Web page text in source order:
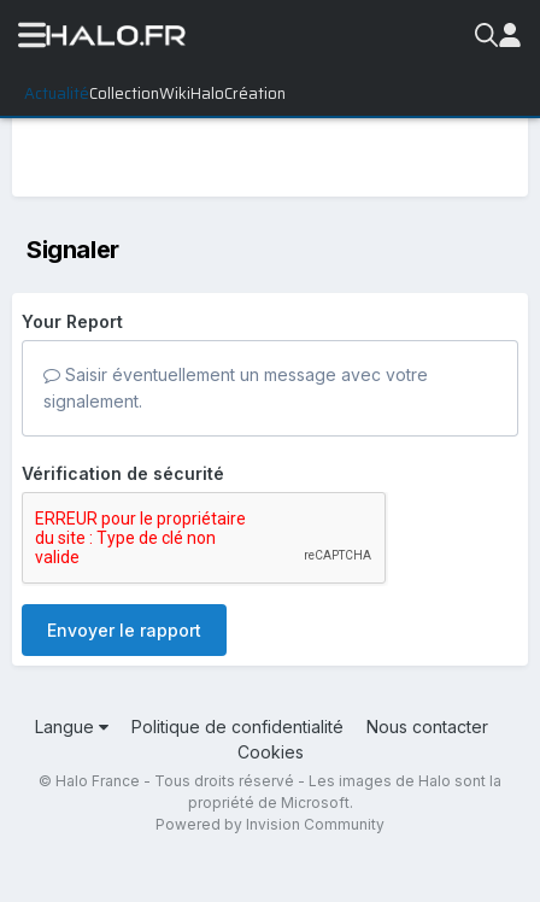
ActualitéCollectionWikiHaloCréation
Signaler
Your Report
Saisir éventuellement un message avec votre
signalement.
Vérification de sécurité
Envoyer le rapport
Langue Politique de confidentialité
Nous contacter
Cookies
© Halo France - Tous droits réservé - Les images de Halo sont la
propriété de Microsoft.
Powered by Invision Community